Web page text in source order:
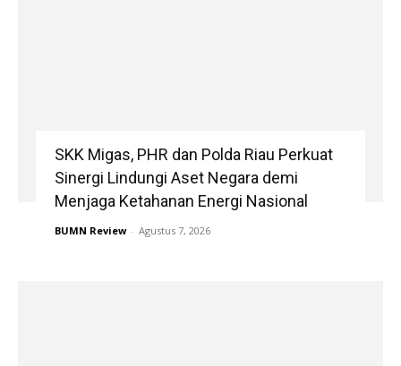
SKK Migas, PHR dan Polda Riau Perkuat
Sinergi Lindungi Aset Negara demi
Menjaga Ketahanan Energi Nasional
BUMN Review - Agustus 7, 2026